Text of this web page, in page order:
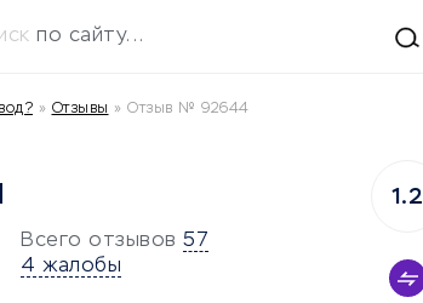
по сайту...
» Отзывы » Отзыв № 92644
Всего отзывов 57
4 жалобы
1.2